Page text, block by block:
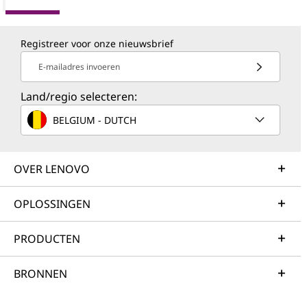
Registreer voor onze nieuwsbrief
E-mailadres invoeren
Land/regio selecteren:
BELGIUM - DUTCH
OVER LENOVO
OPLOSSINGEN
PRODUCTEN
BRONNEN